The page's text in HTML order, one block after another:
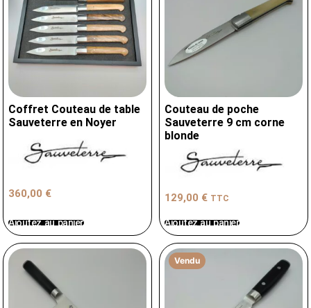
Coffret Couteau de table
Sauveterre en Noyer
360,00 €
Ajoutez au panier
Couteau de poche
Sauveterre 9 cm corne
blonde
129,00 € TTC
Ajoutez au panier
Vendu